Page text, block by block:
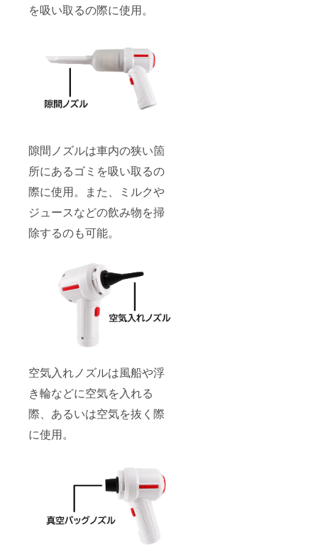
を吸い取るの際に使用。
隙間ノズルは車内の狭い箇
所にあるゴミを吸い取るの
際に使用。また、ミルクや
ジュースなどの飲み物を掃
除するのも可能。
空気入れノズルは風船や浮
き輪などに空気を入れる
際、あるいは空気を抜く際
に使用。